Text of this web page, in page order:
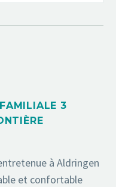
3
à Aldringen
et confortable